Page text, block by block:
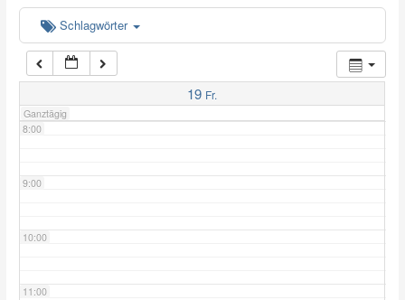
Schlagwörter
19 Fr.
Ganztägig
6:00
7:00
8:00
9:00
10:00
11:00